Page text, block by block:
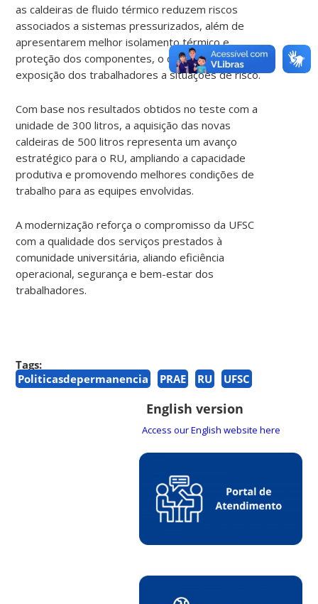
as caldeiras de fluido térmico reduzem riscos
associados a sistemas pressurizados, além de
apresentarem melhor isolamento térmico e
proteção dos componentes, o que diminui a
exposição dos trabalhadores a situações de risco.
Com base nos resultados obtidos no teste com a
unidade de 300 litros, a aquisição das novas
caldeiras de 500 litros representa um avanço
estratégico para o RU, ampliando a capacidade
produtiva e promovendo melhores condições de
trabalho para as equipes envolvidas.
A modernização reforça o compromisso da UFSC
com a qualidade dos serviços prestados à
comunidade universitária, aliando eficiência
operacional, segurança e bem-estar dos
trabalhadores.
Tags:
Politicasdepermanencia
PRAE RU UFSC
English version
Access our English website here